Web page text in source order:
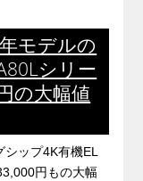
モデルの
シリー
の大幅値
シップ4K有機EL
円もの大幅